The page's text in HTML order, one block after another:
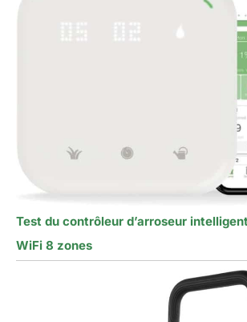
Test du contrôleur d’arroseur
WiFi 8 zones